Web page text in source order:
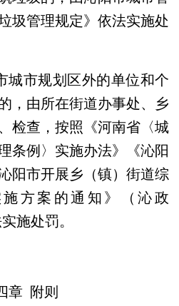
圾管理规定》依法实施处
市规划区外的单位和个
，由所在街道办事处、乡
检查，按照《河南省〈城
条例〉实施办法》《沁阳
阳市开展乡（镇）街道综
方案的通知》（沁政
施处罚。
章 附则